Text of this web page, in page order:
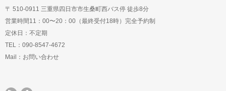
〒 510-0911 三重県四日市市生桑町西バス停 徒歩8分
営業時間11：00〜20：00（最終受付18時）完全予約制
定休日：不定期
TEL：090-8547-4672
Mail： お問い合わせ